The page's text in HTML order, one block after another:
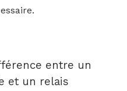
entre un
et un relais